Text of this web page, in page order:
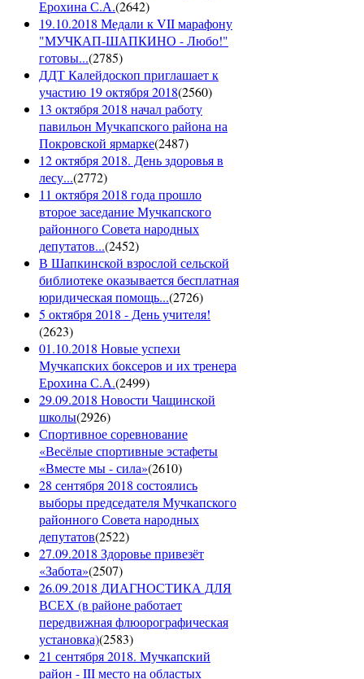
Ерохина С.А.(2642)
19.10.2018 Медали к VII марафону
"МУЧКАП-ШАПКИНО - Любо!"
готовы...(2785)
ДДТ Калейдоскоп приглашает к
участию 19 октября 2018(2560)
13 октября 2018 начал работу
павильон Мучкапского района на
Покровской ярмарке(2487)
12 октября 2018. День здоровья в
лесу...(2772)
11 октября 2018 года прошло
второе заседание Мучкапского
районного Совета народных
депутатов...(2452)
В Шапкинской взрослой сельской
библиотеке оказывается бесплатная
юридическая помощь...(2726)
5 октября 2018 - День учителя!
(2623)
01.10.2018 Новые успехи
Мучкапских боксеров и их тренера
Ерохина С.А.(2499)
29.09.2018 Новости Чащинской
школы(2926)
Спортивное соревнование
«Весёлые спортивные эстафеты
«Вместе мы - сила»(2610)
28 сентября 2018 состоялись
выборы председателя Мучкапского
районного Совета народных
депутатов(2522)
27.09.2018 Здоровье привезёт
«Забота»(2507)
26.09.2018 ДИАГНОСТИКА ДЛЯ
ВСЕХ (в районе работает
передвижная флюорографическая
установка)(2583)
21 сентября 2018. Мучкапский
район - III место на областых